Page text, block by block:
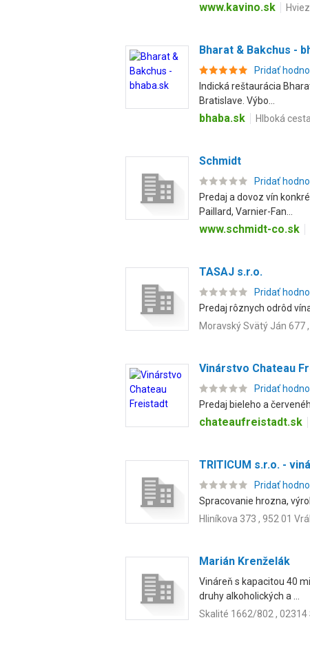
www.kavino.sk
Bharat & Bakchus -
Pridať
Indická reštaurácia
Bratislave. Výbo...
bhaba.sk Hlboká
Schmidt
Pridať
Predaj a dovoz vín
Paillard, Varnier-Fan...
www.schmidt-co.sk
TASAJ s.r.o.
Pridať
Predaj rôznych odrôd
Moravský Svätý Ján 677
Vinárstvo Chateau
Pridať
Predaj bieleho a
chateaufreistadt.sk
TRITICUM s.r.o. -
Pridať
Spracovanie hrozna,
Hliníkova 373 , 952 01
Marián Krenželák
Vináreň s kapacitou 40
druhy alkoholických a ...
Skalité 1662/802 , 02314